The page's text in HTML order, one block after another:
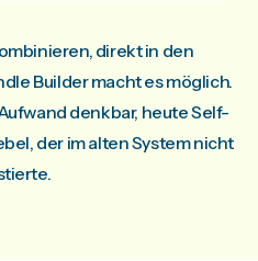
direkt in den
Builder macht es möglich.
denkbar, heute Self-
der im alten System nicht